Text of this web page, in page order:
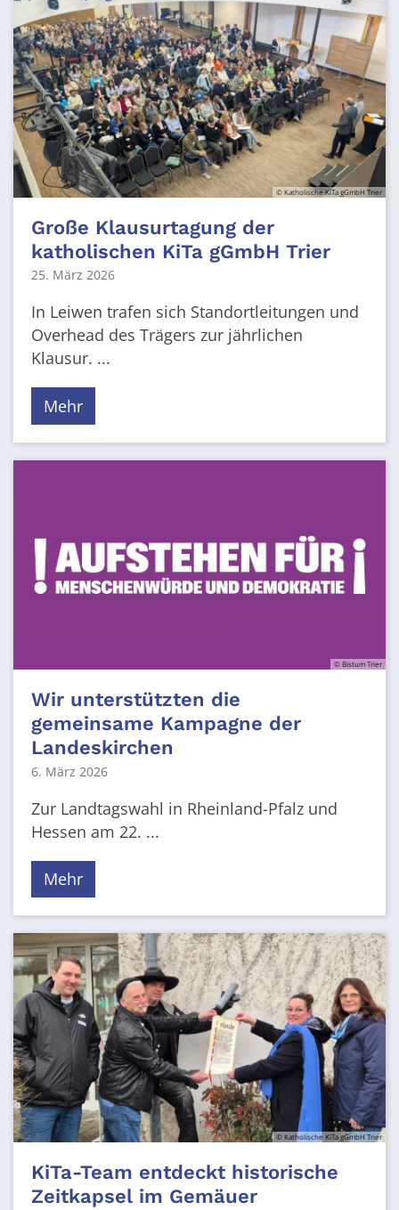
© Katholische KiTa gGmbH Trier
Große Klausurtagung der
katholischen KiTa gGmbH Trier
25. März 2026
In Leiwen trafen sich Standortleitungen und
Overhead des Trägers zur jährlichen
Klausur. ...
Mehr
© Bistum Trier
Wir unterstützten die
gemeinsame Kampagne der
Landeskirchen
6. März 2026
Zur Landtagswahl in Rheinland-Pfalz und
Hessen am 22. ...
Mehr
© Katholische KiTa gGmbH Trier
KiTa-Team entdeckt historische
Zeitkapsel im Gemäuer